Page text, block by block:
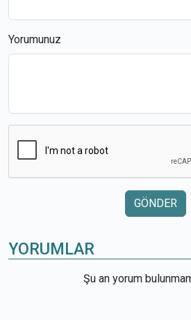
Yorumunuz
GÖNDER
YORUMLAR
Şu an yorum